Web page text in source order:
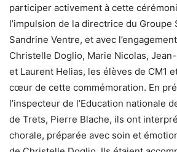
participer activement à cette
l’impulsion de la directrice du Groupe
Sandrine Ventre, et avec
Christelle Doglio, Marie Nicolas,
et Laurent Helias, les élèves de CM1
cœur de cette commémoration. En
l’inspecteur de l’Education nationale
de Trets, Pierre Blache, ils ont
chorale, préparée avec soin et